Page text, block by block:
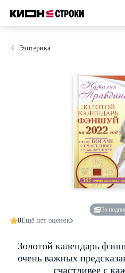
Эзотерика
По
0Ещё нет оценок
Золотой календарь
очень важных
счастливее с